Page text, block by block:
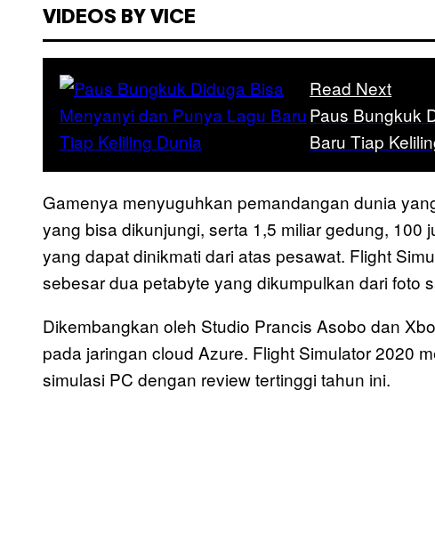
VIDEOS BY VICE
Read Next
Paus Bungkuk
Baru Tiap
Gamenya menyuguhkan pemandangan dunia
yang bisa dikunjungi, serta 1,5 miliar gedung, 100
yang dapat dinikmati dari atas pesawat. Flight
sebesar dua petabyte yang dikumpulkan dari foto
Dikembangkan oleh Studio Prancis Asobo dan
pada jaringan cloud Azure. Flight Simulator 2020
simulasi PC dengan review tertinggi tahun ini.